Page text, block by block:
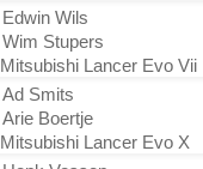
Edwin Wils
Wim Stupers
Mitsubishi Lancer Evo Vii
Ad Smits
Arie Boertje
Mitsubishi Lancer Evo X